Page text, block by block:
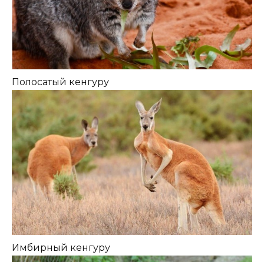
Полосатый кенгуру
Имбирный кенгуру